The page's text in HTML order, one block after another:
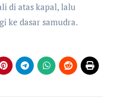
di atas kapal, lalu
ke dasar samudra.